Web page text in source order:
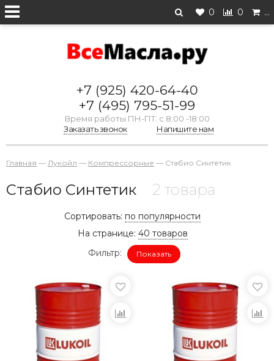
0 0 …
+7 (925) 420-64-40
+7 (495) 795-51-99
Время работы ПН-ПТ: с 8:00 -18:00
Заказать звонок
Напишите нам
Главная — Лукойл — Компрессорные — Стабио Синтетик
Стабио Синтетик 2 товара
Сортировать: по популярности
На странице: 40 товаров
Фильтр:
Показать